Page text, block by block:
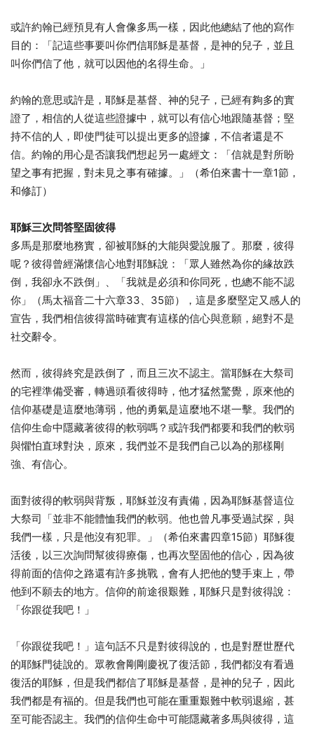
或許約翰已經預見有人會像多馬一樣，因此他總結了他的寫作
目的：「記這些事要叫你們信耶穌是基督，是神的兒子，並且
叫你們信了他，就可以因他的名得生命。」
約翰的意思或許是，耶穌是基督、神的兒子，已經有夠多的實
證了，相信的人從這些證據中，就可以有信心地跟隨基督；堅
持不信的人，即使門徒可以提出更多的證據，不信者還是不
信。約翰的用心是否讓我們想起另一處經文：「信就是對所盼
望之事有把握，對未見之事有確據。」（希伯來書十一章1節，
和修訂）
耶穌三次問答堅固彼得
多馬是那麼地務實，卻被耶穌的大能與愛說服了。那麼，彼得
呢？彼得曾經滿懷信心地對耶穌說：「眾人雖然為你的緣故跌
倒，我卻永不跌倒」、「我就是必須和你同死，也總不能不認
你」（馬太福音二十六章33、35節），這是多麼堅定又感人的
宣告，我們相信彼得當時確實有這樣的信心與意願，絕對不是
社交辭令。
然而，彼得終究是跌倒了，而且三次不認主。當耶穌在大祭司
的宅裡準備受審，轉過頭看彼得時，他才猛然驚覺，原來他的
信仰基礎是這麼地薄弱，他的勇氣是這麼地不堪一擊。我們的
信仰生命中隱藏著彼得的軟弱嗎？或許我們都要和我們的軟弱
與懼怕直球對決，原來，我們並不是我們自己以為的那樣剛
強、有信心。
面對彼得的軟弱與背叛，耶穌並沒有責備，因為耶穌基督這位
大祭司「並非不能體恤我們的軟弱。他也曾凡事受過試探，與
我們一樣，只是他沒有犯罪。」（希伯來書四章15節）耶穌復
活後，以三次詢問幫彼得療傷，也再次堅固他的信心，因為彼
得前面的信仰之路還有許多挑戰，會有人把他的雙手束上，帶
他到不願去的地方。信仰的前途很艱難，耶穌只是對彼得說：
「你跟從我吧！」
「你跟從我吧！」這句話不只是對彼得說的，也是對歷世歷代
的耶穌門徒說的。眾教會剛剛慶祝了復活節，我們都沒有看過
復活的耶穌，但是我們都信了耶穌是基督，是神的兒子，因此
我們都是有福的。但是我們也可能在重重艱難中軟弱退縮，甚
至可能否認主。我們的信仰生命中可能隱藏著多馬與彼得，這